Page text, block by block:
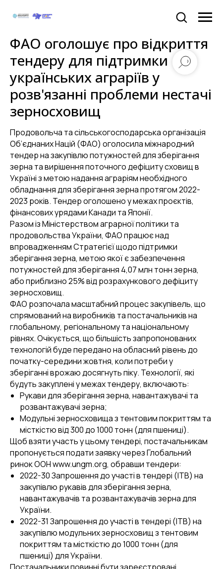
ФАО оголошує про відкриття
тендеру для підтримки
українських аграріїв у
розв'язанні проблеми нестачі
зерносховищ
Продовольча та сільськогосподарська організація
Об’єднаних Націй (ФАО) оголосила міжнародний
тендер на закупівлю потужностей для зберігання
зерна та вирішення поточного дефіциту сховищ в
Україні з метою надання аграріям необхідного
обладнання для зберігання зерна протягом 2022-
2023 років. Тендер оголошено у межах проєктів,
фінансових урядами Канади та Японії.
Разом із Міністерством аграрної політики та
продовольства України, ФАО працює над
впровадженням Стратегієї щодо підтримки
зберігання зерна, метою якої є забезпечення
потужностей для зберігання 4,07 млн тонн зерна,
або приблизно 25% від розрахункового дефіциту
зерносховищ.
ФАО розпочала масштабний процес закупівель, що
спрямований на виробників та постачальників на
глобальному, регіональному та національному
рівнях. Очікується, що більшість запропонованих
технологій буде передано на обласний рівень до
початку-середини жовтня, коли потреби у
зберіганні врожаю досягнуть піку. Технології, які
будуть закуплені у межах тендеру, включають:
Рукави для зберігання зерна, навантажувачі та
розвантажувачі зерна;
Модульні зерносховища з тентовим покриттям та
місткістю від 300 до 1000 тонн (для пшениці).
Щоб взяти участь у цьому тендері, постачальникам
пропонується подати заявку через Глобальний
ринок ООН www.ungm.org, обравши тендери:
2022-30 Запрошення до участі в тендері (ITB) на
закупівлю рукавів для зберігання зерна,
навантажувачів та розвантажувачів зерна для
України.
2022-31 Запрошення до участі в тендері (ITB) на
закупівлю модульних зерносховищ з тентовим
покриттям та місткістю до 1000 тонн (для
пшениці) для України.